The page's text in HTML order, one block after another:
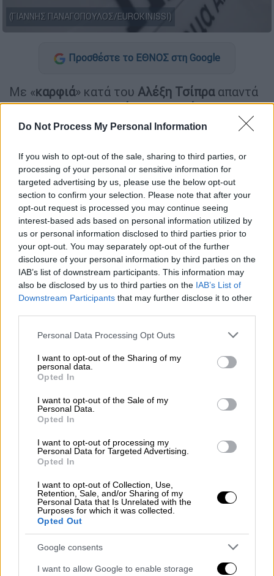
Do Not Process My Personal Information
If you wish to opt-out of the sale, sharing to third parties, or
processing of your personal or sensitive information for
targeted advertising by us, please use the below opt-out
section to confirm your selection. Please note that after your
opt-out request is processed you may continue seeing
interest-based ads based on personal information utilized by
us or personal information disclosed to third parties prior to
your opt-out. You may separately opt-out of the further
disclosure of your personal information by third parties on the
IAB’s list of downstream participants. This information may
also be disclosed by us to third parties on the IAB’s List of
Downstream Participants that may further disclose it to other
Please note that this website/app uses one or more Google
not limited to your visit or usage behaviour. You may click to
grant or deny consent to Google and its third-party tags to
use your data for below specified purposes in below Google
consent section.
Personal Data Processing Opt Outs
I want to opt-out of the Sharing of my
personal data.
Opted In
I want to opt-out of the Sale of my
Personal Data.
Opted In
I want to opt-out of processing my
Personal Data for Targeted Advertising.
Opted In
I want to opt-out of Collection, Use,
Retention, Sale, and/or Sharing of my
Personal Data that Is Unrelated with the
Purposes for which it was collected.
Opted Out
Google consents
I want to allow Google to enable storage
(ΓΙΑΝΝΗΣ ΠΑΝΑΓΟΠΟΥΛΟΣ/EUROKINISSI)
Προσθέστε το ΕΘΝΟΣ στη Google
Με «καρφιά» κατά του Αλέξη Τσίπρααπαντά
τοΠΑΣΟΚστηνομιλία του Κυριάκου
Μητσοτάκη, με την αξιωματική
«φιλί της ζωής» για την κυβέρνηση.
«Δυστυχώς είμαστε στη δυσάρεστη θέση να
επισημάνουμε στον κ. πρωθυπουργό ότι οι
Ευρωπαίοι όντως μένουν άναυδοι με τα
αρνητικά επιτεύγματα της κυβέρνησης και
αναρωτιούνται:
"Πώς τα καταφέρατε και κάνατε τους
Έλληνες πολίτες ουραγούς στην
αγοραστική δύναμη;
Πώς τα καταφέρατε και η ακρίβεια, ο
πληθωρισμός και τα ενοίκια σπάνε το
Γι’ αυτό ας μην αναζητά σωσίβια στην
παθογένειες» και «βαρίδια».
δημιουργία μιας ισχυρής Ελλάδας με
κοινωνική δικαιοσύνη είναι ο ίδιος και η
κυβέρνηση του» τονίζει το ΠΑΣΟΚ και
προσθέτει:
«Εσχάτως ο κ. Μητσοτάκης επιστρατεύει
ένα αφήγημα: ότι «